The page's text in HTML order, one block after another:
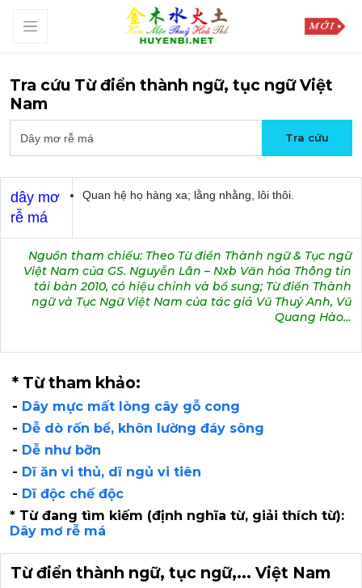
Tra cứu Từ điển thành ngữ, tục ngữ Việt
Nam
dây mơ
rễ má
Quan hệ họ hàng xa; lằng nhằng, lôi thôi.
Nguồn tham chiếu: Theo Từ điển Thành ngữ & Tục ngữ
Việt Nam của GS. Nguyễn Lân – Nxb Văn hóa Thông tin
tái bản 2010, có hiệu chỉnh và bổ sung; Từ điển Thành
ngữ và Tục Ngữ Việt Nam của tác giả Vũ Thuý Anh, Vũ
Quang Hào…
* Từ tham khảo:
- Dây mực mất lòng cây gỗ cong
- Dễ dò rốn bể, khôn lường đáy sông
- Dễ như bỡn
- Dĩ ăn vi thủ, dĩ ngủ vi tiên
- Dĩ độc chế độc
* Từ đang tìm kiếm (định nghĩa từ, giải thích từ):
Dây mơ rễ má
Từ điển thành ngữ, tục ngữ,... Việt Nam